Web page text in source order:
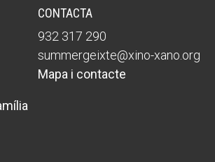
CONTACTA
932 317 290
summergeixte@xino-xano.org
Mapa i contacte